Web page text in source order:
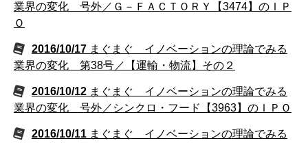
業界の変化 号外／Ｇ－ＦＡＣＴＯＲＹ【3474】のＩＰ
Ｏ
2016/10/17 まぐまぐ イノベーションの理論でみる
業界の変化 第38号／【運輸・物流】その２
2016/10/12 まぐまぐ イノベーションの理論でみる
業界の変化 号外／シンクロ・フード【3963】のＩＰＯ
2016/10/11 まぐまぐ イノベーションの理論でみる